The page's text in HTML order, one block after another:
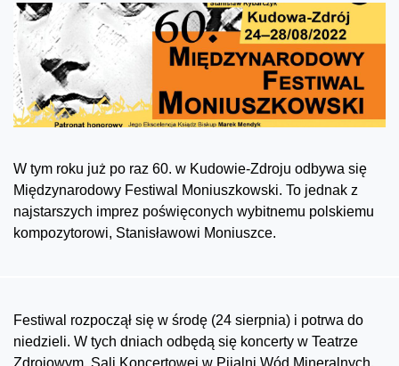
W tym roku już po raz 60. w Kudowie-Zdroju odbywa się
Międzynarodowy Festiwal Moniuszkowski. To jednak z
najstarszych imprez poświęconych wybitnemu polskiemu
kompozytorowi, Stanisławowi Moniuszce.
Festiwal rozpoczął się w środę (24 sierpnia) i potrwa do
niedzieli. W tych dniach odbędą się koncerty w Teatrze
Zdrojowym, Sali Koncertowej w Pijalni Wód Mineralnych,